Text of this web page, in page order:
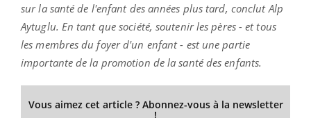
sur la santé de l'enfant des années plus tard, conclut Alp
Aytuglu. En tant que société, soutenir les pères - et tous
les membres du foyer d'un enfant - est une partie
importante de la promotion de la santé des enfants.
Vous aimez cet article ? Abonnez-vous à la newsletter
!